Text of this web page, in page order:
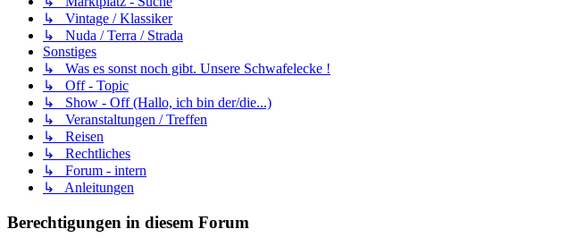
↳ Vintage / Klassiker
↳ Nuda / Terra / Strada
Sonstiges
↳ Was es sonst noch gibt. Unsere Schwafelecke !
↳ Off - Topic
↳ Show - Off (Hallo, ich bin der/die...)
↳ Veranstaltungen / Treffen
↳ Reisen
↳ Rechtliches
↳ Forum - intern
↳ Anleitungen
Berechtigungen in diesem Forum